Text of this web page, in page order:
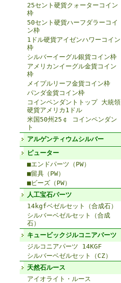
25セント硬貨クォーターコイン
枠
50セント硬貨ハーフダラーコイ
ン枠
1ドル硬貨アイゼンハワーコイン
枠
シルバーイーグル銀貨コイン枠
アメリカンイーグル金貨コイン
枠
メイプルリーフ金貨コイン枠
パンダ金貨コイン枠
コインペンダントトップ 大統領
硬貨アメリカ1ドル
米国50州25￠ コインペンダン
ト
アルゲンティウムシルバー
ピューター
■エンドパーツ（PW）
■留具（PW）
■ビーズ（PW）
人工宝石パーツ
14kgfベゼルセット（合成石）
シルバーベゼルセット（合成
石）
キュービックジルコニアパーツ
ジルコニアパーツ 14KGF
シルバーベゼルセット（CZ）
天然石ルース
アイオライト・ルース